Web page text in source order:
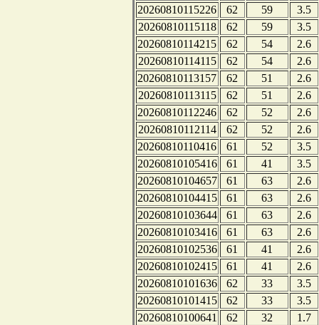
20260810115226
62 59
3.5
20260810115118
62 59
3.5
20260810114215
62 54
2.6
20260810114115
62 54
2.6
20260810113157
62 51
2.6
20260810113115
62 51
2.6
20260810112246
62 52
2.6
20260810112114
62 52
2.6
20260810110416
61 52
3.5
20260810105416
61 41
3.5
20260810104657
61 63
2.6
20260810104415
61 63
2.6
20260810103644
61 63
2.6
20260810103416
61 63
2.6
20260810102536
61 41
2.6
20260810102415
61 41
2.6
20260810101636
62 33
3.5
20260810101415
62 33
3.5
20260810100641
62 32
1.7